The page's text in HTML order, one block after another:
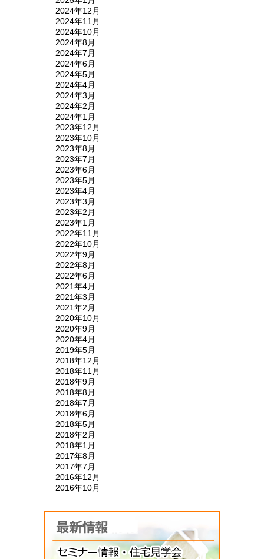
2024年12月
2024年11月
2024年10月
2024年8月
2024年7月
2024年6月
2024年5月
2024年4月
2024年3月
2024年2月
2024年1月
2023年12月
2023年10月
2023年8月
2023年7月
2023年6月
2023年5月
2023年4月
2023年3月
2023年2月
2023年1月
2022年11月
2022年10月
2022年9月
2022年8月
2022年6月
2021年4月
2021年3月
2021年2月
2020年10月
2020年9月
2020年4月
2019年5月
2018年12月
2018年11月
2018年9月
2018年8月
2018年7月
2018年6月
2018年5月
2018年2月
2018年1月
2017年8月
2017年7月
2016年12月
2016年10月